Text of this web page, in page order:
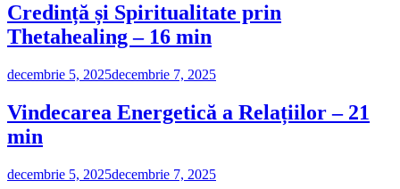
Credință și Spiritualitate prin
Thetahealing – 16 min
decembrie 5, 2025decembrie 7, 2025
Vindecarea Energetică a Relațiilor – 21
min
decembrie 5, 2025decembrie 7, 2025